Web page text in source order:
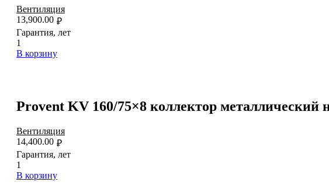
Вентиляция
₽
13,900.00
Гарантия, лет
1
В корзину
Provent KV 160/75×8 коллектор металлический
Вентиляция
₽
14,400.00
Гарантия, лет
1
В корзину